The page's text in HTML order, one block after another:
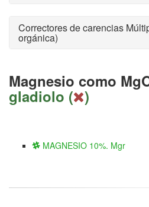
Correctores de carencias
orgánica)
Magnesio como
gladiolo ( )
MAGNESIO 10%. Mgr